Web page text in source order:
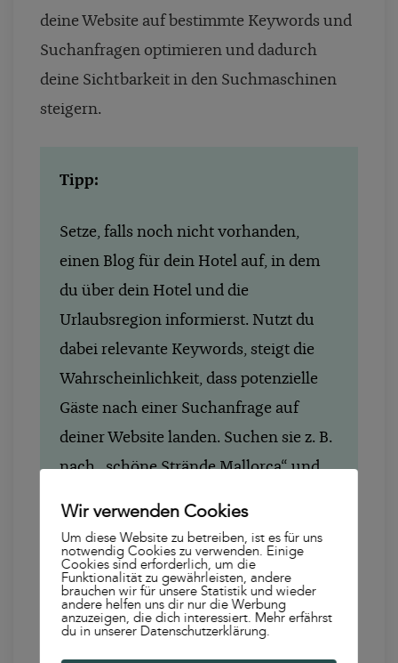
deine Website auf bestimmte Keywords und
Suchanfragen optimieren und dadurch
deine Sichtbarkeit in den Suchmaschinen
steigern.
Tipp:
Setze, falls noch nicht vorhanden,
einen Blog für dein Hotel auf, in dem
du über dein Hotel und die
Urlaubsregion informierst. Nutzt du
dabei relevante Keywords, steigt die
Wahrscheinlichkeit, dass potenzielle
Gäste nach einer Suchanfrage auf
deiner Website landen. Suchen sie z. B.
nach „schöne Strände Mallorca“ und
Mallorcas“, dann landen sie auf deiner
Website. Wie praktisch, wenn man dort
auch direkt ein Zimmer buchen kann. ?
Wir verwenden Cookies
Um diese Website zu betreiben, ist es für uns
notwendig Cookies zu verwenden. Einige
Cookies sind erforderlich, um die
Funktionalität zu gewährleisten, andere
brauchen wir für unsere Statistik und wieder
andere helfen uns dir nur die Werbung
anzuzeigen, die dich interessiert. Mehr erfährst
du in unserer Datenschutzerklärung.